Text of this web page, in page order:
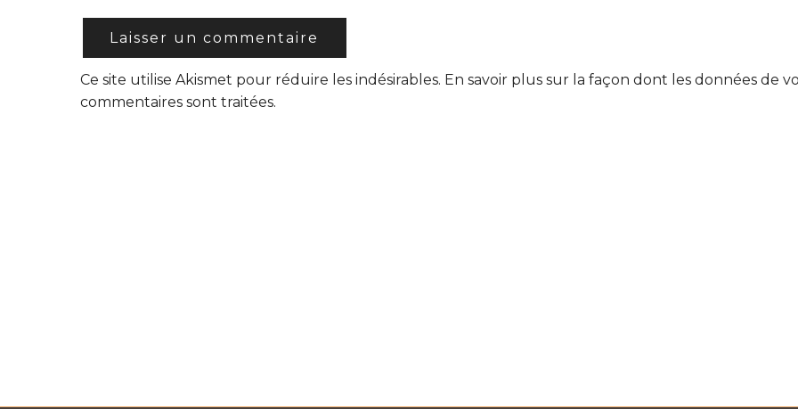
Ce site utilise Akismet pour réduire les indésirables. En savoir plus sur la façon dont les données de
commentaires sont traitées.